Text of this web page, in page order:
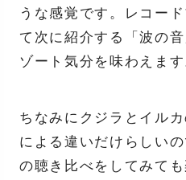
うな感覚です。レコー
て次に紹介する「波の
ゾート気分を味わえます
ちなみにクジラとイル
による違いだけらしい
の聴き比べをしてみて